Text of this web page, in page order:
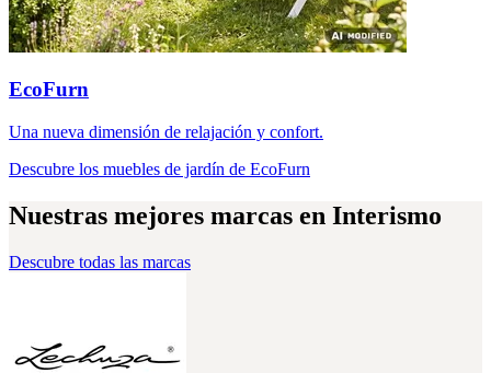
EcoFurn
Una nueva dimensión de relajación y confort.
Descubre los muebles de jardín de EcoFurn
Nuestras mejores marcas en Interismo
Descubre todas las marcas